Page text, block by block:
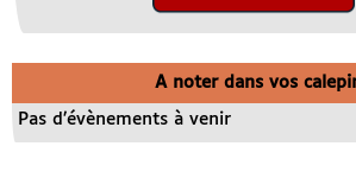
A noter dans vos
Pas d’évènements à venir